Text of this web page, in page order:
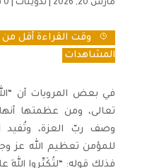
مارس 20, 2026 تدوينات| 0 تعليقات
وقت القراءةأقل من
المشاهدات
في بعض المرويات أن
تعالى، ومن عظمتها
وصف ربّ العزة، وتُفيد
للمؤمن تعظيم الله عز
فذلك قوله: “لِتُكَبِّروا اللهَ